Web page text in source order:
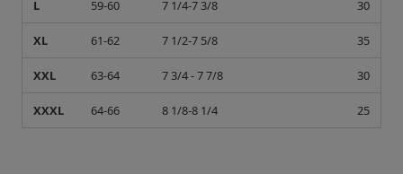
L 59-60 7 1/4-7 3/8 30
XL 61-62 7 1/2-7 5/8 35
XXL 63-64 7 3/4 - 7 7/8 30
XXXL 64-66 8 1/8-8 1/4 25